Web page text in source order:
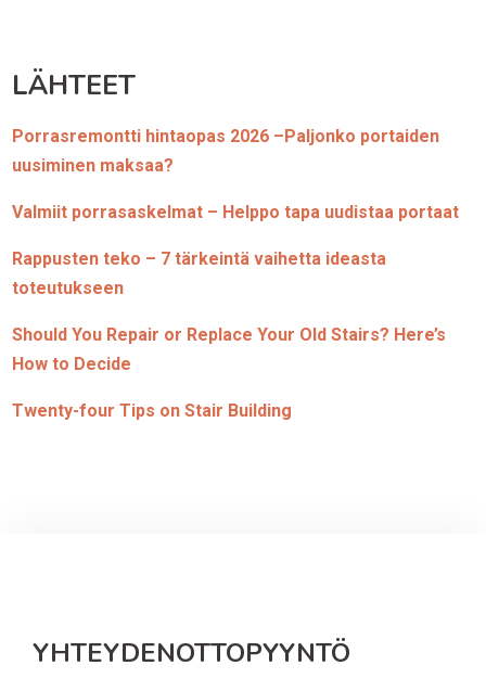
LÄHTEET
Porrasremontti hintaopas 2026 –Paljonko portaiden
uusiminen maksaa?
Valmiit porrasaskelmat – Helppo tapa uudistaa portaat
Rappusten teko – 7 tärkeintä vaihetta ideasta
toteutukseen
Should You Repair or Replace Your Old Stairs? Here’s
How to Decide
Twenty-four Tips on Stair Building
YHTEYDENOTTOPYYNTÖ